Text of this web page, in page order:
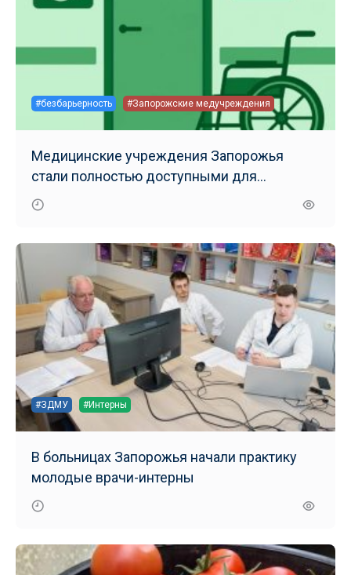
#безбарьерность #Запорожские медучреждения
Медицинские учреждения Запорожья
стали полностью доступными для
маломобильных групп населения
#ЗДМУ #Интерны
В больницах Запорожья начали практику
молодые врачи-интерны